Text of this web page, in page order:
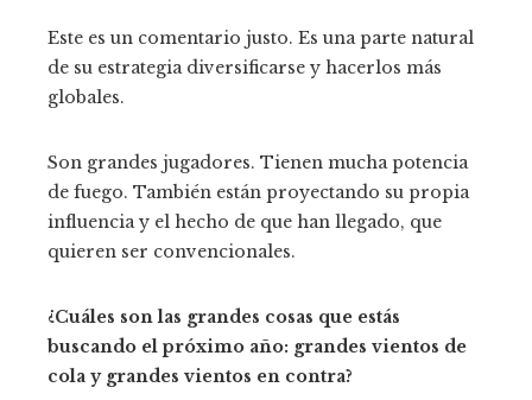
Este es un comentario justo. Es una parte natural
de su estrategia diversificarse y hacerlos más
globales.
Son grandes jugadores. Tienen mucha potencia
de fuego. También están proyectando su propia
influencia y el hecho de que han llegado, que
quieren ser convencionales.
¿Cuáles son las grandes cosas que estás
buscando el próximo año: grandes vientos de
cola y grandes vientos en contra?